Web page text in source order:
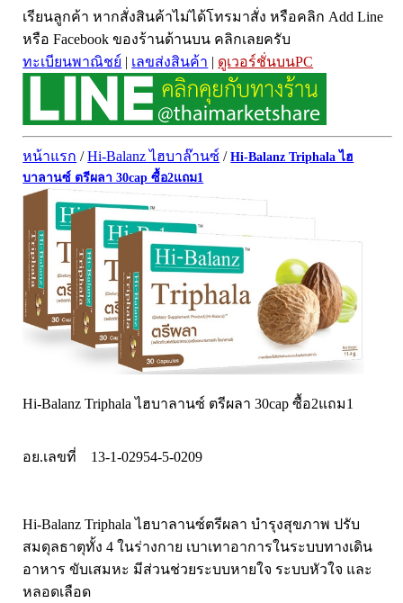
สมุนไพรไทย
เครื่องดื่มกาแฟ
น้ำหนัก
ขนาด อกสตรี
ผิวพรรณ-กลูต้า
ริ้วรอย
แผลเป็น หลุมสิว
สิวอุดตันหน้ามัน
ครีมกันแดด ปัญหาฝ้า กระ
ครีมหน้าใส
สุดฮิต เกาหลี
สุดฮิต ญี่ปุ่น
ข้อเสื่อม กระดูก
เพื่อสุขภาพ
สมอง ความจำ น้ำมันปลา
กล้ามเนื้อ เพาะกาย
สำหรับท่านชาย
จุดซ่อนเร้นผู้หญิง
Biogrow
Blackmores
VitaHealth
Mega we care
Vistra วิสทร้า
DQ Primary Care
Maxxlife WellGate
SpringMate
Vitamate
Nature's Bounty
Glutapung
Naturbiotic
Nutri Master
Nutrakal นูทราแคล
Caltrate Calcium
HARRIS
Laurance ลอเรนซ์
HerBlanc เฮอบลัง
Amsel
เรียนลูกค้า หากสั่งสินค้าไม่ได้โทรมาสั่ง หรือคลิก Add Line
หรือ Facebook ของร้านด้านบน คลิกเลยครับ
ทะเบียนพาณิชย์ | เลขส่งสินค้า | ดูเวอร์ชั่นบนPC
หน้าแรก /Hi-Balanz ไฮบาล๊านซ์ /Hi-Balanz Triphala ไฮ
บาลานซ์ ตรีผลา 30cap ซื้อ2แถม1
Hi-Balanz Triphala ไฮบาลานซ์ ตรีผลา 30cap ซื้อ2แถม1
อย.เลขที่ 13-1-02954-5-0209
Hi-Balanz Triphala ไฮบาลานซ์ตรีผลา บำรุงสุขภาพ ปรับ
สมดุลธาตุทั้ง 4 ในร่างกาย เบาเทาอาการในระบบทางเดิน
อาหาร ขับเสมหะ มีส่วนช่วยระบบหายใจ ระบบหัวใจ และ
หลอดเลือด